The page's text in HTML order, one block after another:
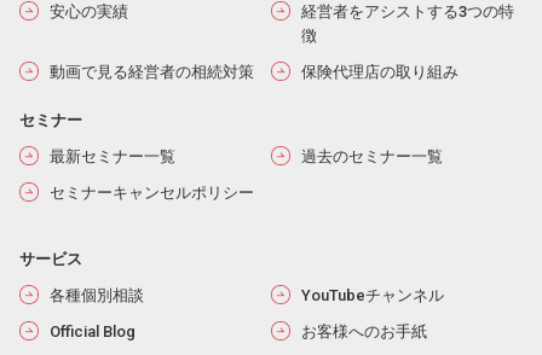
安心の実績
経営者をアシストする3つの特
徴
動画で見る経営者の相続対策
保険代理店の取り組み
セミナー
最新セミナー一覧
過去のセミナー一覧
セミナーキャンセルポリシー
サービス
各種個別相談
YouTubeチャンネル
Official Blog
お客様へのお手紙